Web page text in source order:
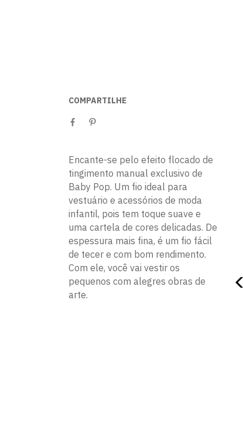
COMPARTILHE
Encante-se pelo efeito flocado de
tingimento manual exclusivo de
Baby Pop. Um fio ideal para
vestuário e acessórios de moda
infantil, pois tem toque suave e
uma cartela de cores delicadas. De
espessura mais fina, é um fio fácil
de tecer e com bom rendimento.
Com ele, você vai vestir os
pequenos com alegres obras de
arte.